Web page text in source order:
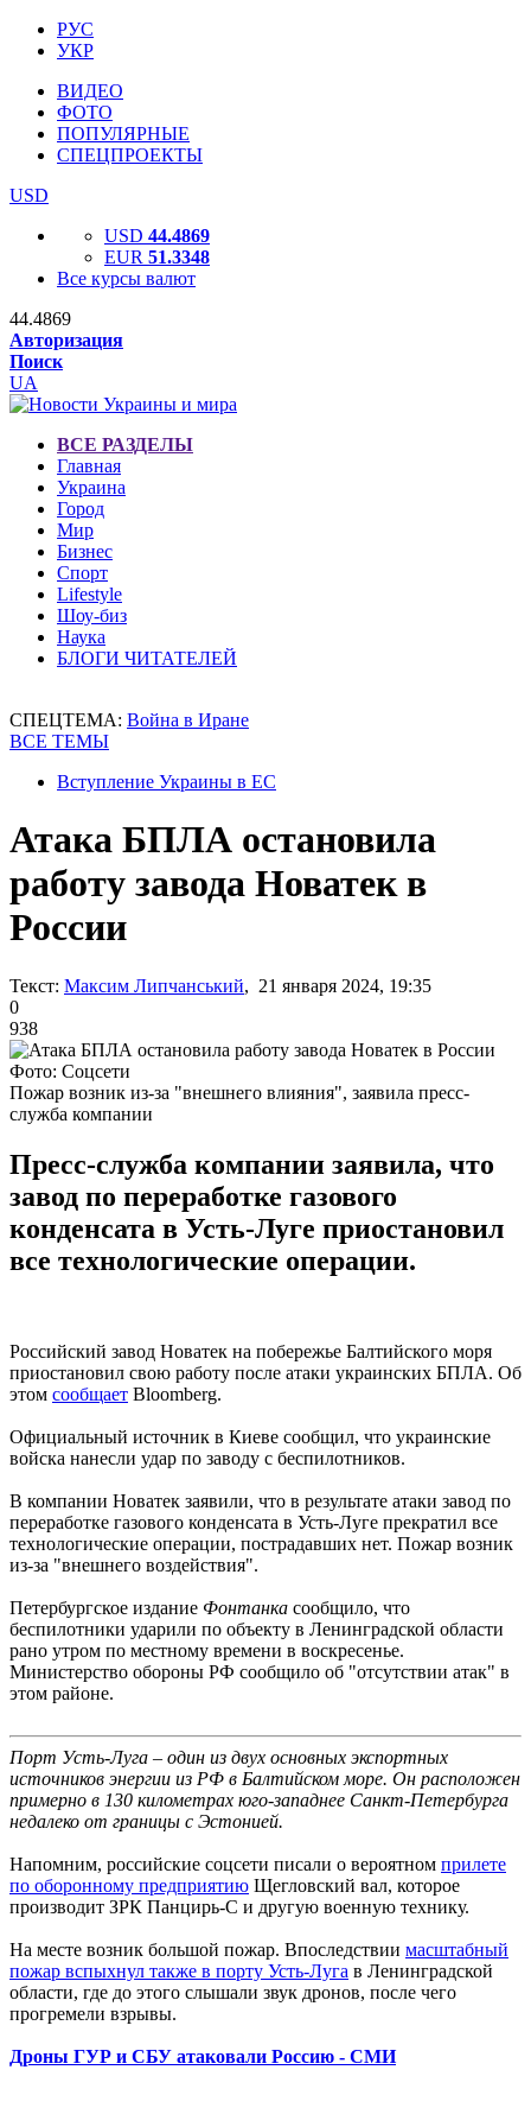
РУС
УКР
ВИДЕО
ФОТО
ПОПУЛЯРНЫЕ
СПЕЦПРОЕКТЫ
USD
USD 44.4869
EUR 51.3348
Все курсы валют
44.4869
Авторизация
Поиск
UA
ВСЕ РАЗДЕЛЫ
Главная
Украина
Город
Мир
Бизнес
Спорт
Lifestyle
Шоу-биз
Наука
БЛОГИ ЧИТАТЕЛЕЙ
СПЕЦТЕМА: Война в Иране
ВСЕ ТЕМЫ
Вступление Украины в ЕС
Атака БПЛА остановила
работу завода Новатек в
России
Текст: Максим Липчанський, 21 января 2024, 19:35
0
938
Фото: Соцсети
Пожар возник из-за "внешнего влияния", заявила пресс-
служба компании
Пресс-служба компании заявила, что
завод по переработке газового
конденсата в Усть-Луге приостановил
все технологические операции.
Российский завод Новатек на побережье Балтийского моря
приостановил свою работу после атаки украинских БПЛА. Об
этом сообщает Bloomberg.
Официальный источник в Киеве сообщил, что украинские
войска нанесли удар по заводу с беспилотников.
В компании Новатек заявили, что в результате атаки завод по
переработке газового конденсата в Усть-Луге прекратил все
технологические операции, пострадавших нет. Пожар возник
из-за "внешнего воздействия".
Петербургское издание Фонтанка сообщило, что
беспилотники ударили по объекту в Ленинградской области
рано утром по местному времени в воскресенье.
Министерство обороны РФ сообщило об "отсутствии атак" в
этом районе.
Порт Усть-Луга – один из двух основных экспортных
источников энергии из РФ в Балтийском море. Он расположен
примерно в 130 километрах юго-западнее Санкт-Петербурга
недалеко от границы с Эстонией.
Напомним, российские соцсети писали о вероятном прилете
по оборонному предприятию Щегловский вал, которое
производит ЗРК Панцирь-С и другую военную технику.
На месте возник большой пожар. Впоследствии масштабный
пожар вспыхнул также в порту Усть-Луга в Ленинградской
области, где до этого слышали звук дронов, после чего
прогремели взрывы.
Дроны ГУР и СБУ атаковали Россию - СМИ